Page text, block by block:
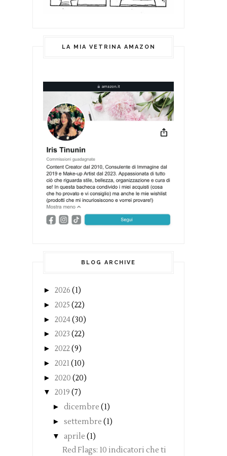
LA MIA VETRINA AMAZON
BLOG ARCHIVE
► 2026 (1)
► 2025 (22)
► 2024(30)
► 2023 (22)
► 2022(9)
► 2021(10)
► 2020 (20)
▼ 2019 (7)
► dicembre (1)
► settembre (1)
▼ aprile (1)
Red Flags: 10 indicatori che ti